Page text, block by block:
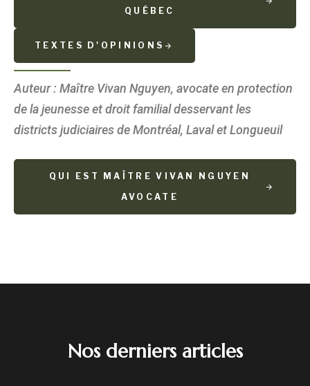
QUÉBEC
TEXTES D'OPINIONS
Auteur : Maître Vivan Nguyen, avocate en protection
de la jeunesse et droit familial desservant les
districts judiciaires de Montréal, Laval et Longueuil
QUI EST MAÎTRE VIVAN NGUYEN
AVOCATE
Nos derniers articles